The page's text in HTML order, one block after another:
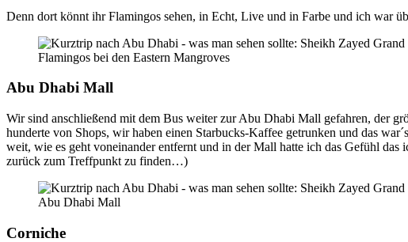
Denn dort könnt ihr Flamingos sehen, in Echt, Live und in Farbe und ich war
Flamingos bei den Eastern Mangroves
Abu Dhabi Mall
Wir sind anschließend mit dem Bus weiter zur Abu Dhabi Mall gefahren, der
hunderte von Shops, wir haben einen Starbucks-Kaffee getrunken und das
weit, wie es geht voneinander entfernt und in der Mall hatte ich das Gefühl
zurück zum Treffpunkt zu finden…)
Abu Dhabi Mall
Corniche